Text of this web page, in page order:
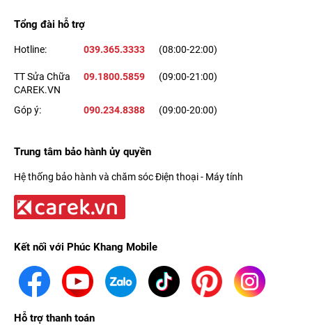
Tổng đài hỗ trợ
Hotline: 039.365.3333 (08:00-22:00)
TT Sửa Chữa
CAREK.VN
09.1800.5859 (09:00-21:00)
Góp ý: 090.234.8388 (09:00-20:00)
Trung tâm bảo hành ủy quyền
Hệ thống bảo hành và chăm sóc Điện thoại - Máy tính
Kết nối với Phúc Khang Mobile
Hỗ trợ thanh toán